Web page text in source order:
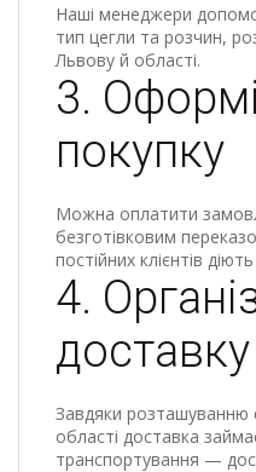
Наші менеджери
тип цегли та розчин,
Львову й області.
3.
покупку
Можна оплатити
безготівковим
постійних клієнтів
4.
доставку
Завдяки розташуванню
області доставка
транспортування —